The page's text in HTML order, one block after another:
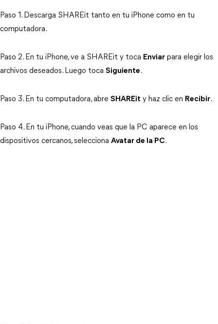
Paso 1. Descarga SHAREit tanto en tu iPhone como en tu
computadora.
Paso 2. En tu iPhone, ve a SHAREit y toca Enviar para elegir los
archivos deseados. Luego toca Siguiente.
Paso 3. En tu computadora, abre SHAREit y haz clic en Recibir.
Paso 4. En tu iPhone, cuando veas que la PC aparece en los
dispositivos cercanos, selecciona Avatar de la PC.